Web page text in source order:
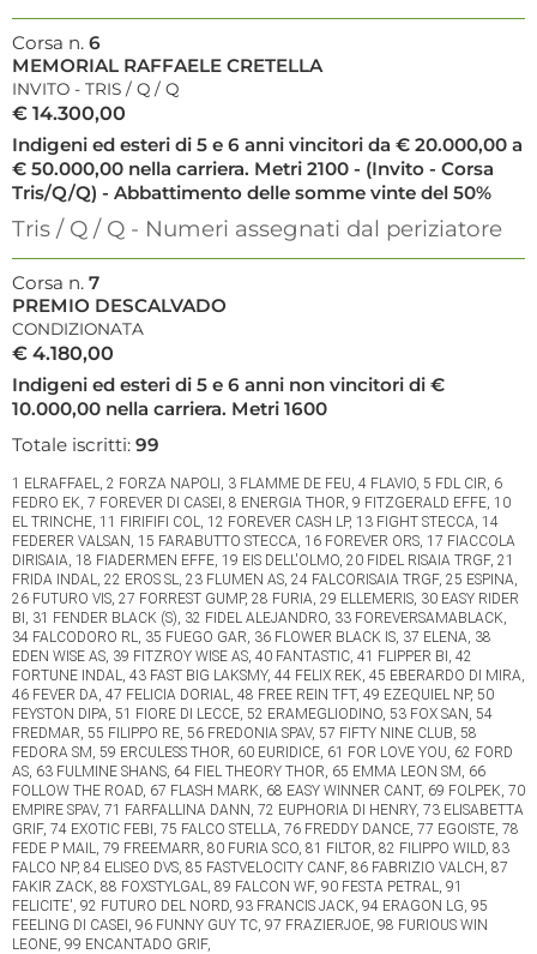
Corsa n. 6
MEMORIAL RAFFAELE CRETELLA
INVITO - TRIS / Q / Q
€ 14.300,00
Indigeni ed esteri di 5 e 6 anni vincitori da € 20.000,00 a
€ 50.000,00 nella carriera. Metri 2100 - (Invito - Corsa
Tris/Q/Q) - Abbattimento delle somme vinte del 50%
Tris / Q / Q - Numeri assegnati dal periziatore
Corsa n. 7
PREMIO DESCALVADO
CONDIZIONATA
€ 4.180,00
Indigeni ed esteri di 5 e 6 anni non vincitori di €
10.000,00 nella carriera. Metri 1600
Totale iscritti: 99
1 ELRAFFAEL, 2 FORZA NAPOLI, 3 FLAMME DE FEU, 4 FLAVIO, 5 FDL CIR, 6
FEDRO EK, 7 FOREVER DI CASEI, 8 ENERGIA THOR, 9 FITZGERALD EFFE, 10
EL TRINCHE, 11 FIRIFIFI COL, 12 FOREVER CASH LP, 13 FIGHT STECCA, 14
FEDERER VALSAN, 15 FARABUTTO STECCA, 16 FOREVER ORS, 17 FIACCOLA
DIRISAIA, 18 FIADERMEN EFFE, 19 EIS DELL'OLMO, 20 FIDEL RISAIA TRGF, 21
FRIDA INDAL, 22 EROS SL, 23 FLUMEN AS, 24 FALCORISAIA TRGF, 25 ESPINA,
26 FUTURO VIS, 27 FORREST GUMP, 28 FURIA, 29 ELLEMERIS, 30 EASY RIDER
BI, 31 FENDER BLACK (S), 32 FIDEL ALEJANDRO, 33 FOREVERSAMABLACK,
34 FALCODORO RL, 35 FUEGO GAR, 36 FLOWER BLACK IS, 37 ELENA, 38
EDEN WISE AS, 39 FITZROY WISE AS, 40 FANTASTIC, 41 FLIPPER BI, 42
FORTUNE INDAL, 43 FAST BIG LAKSMY, 44 FELIX REK, 45 EBERARDO DI MIRA,
46 FEVER DA, 47 FELICIA DORIAL, 48 FREE REIN TFT, 49 EZEQUIEL NP, 50
FEYSTON DIPA, 51 FIORE DI LECCE, 52 ERAMEGLIODINO, 53 FOX SAN, 54
FREDMAR, 55 FILIPPO RE, 56 FREDONIA SPAV, 57 FIFTY NINE CLUB, 58
FEDORA SM, 59 ERCULESS THOR, 60 EURIDICE, 61 FOR LOVE YOU, 62 FORD
AS, 63 FULMINE SHANS, 64 FIEL THEORY THOR, 65 EMMA LEON SM, 66
FOLLOW THE ROAD, 67 FLASH MARK, 68 EASY WINNER CANT, 69 FOLPEK, 70
EMPIRE SPAV, 71 FARFALLINA DANN, 72 EUPHORIA DI HENRY, 73 ELISABETTA
GRIF, 74 EXOTIC FEBI, 75 FALCO STELLA, 76 FREDDY DANCE, 77 EGOISTE, 78
FEDE P MAIL, 79 FREEMARR, 80 FURIA SCO, 81 FILTOR, 82 FILIPPO WILD, 83
FALCO NP, 84 ELISEO DVS, 85 FASTVELOCITY CANF, 86 FABRIZIO VALCH, 87
FAKIR ZACK, 88 FOXSTYLGAL, 89 FALCON WF, 90 FESTA PETRAL, 91
FELICITE', 92 FUTURO DEL NORD, 93 FRANCIS JACK, 94 ERAGON LG, 95
FEELING DI CASEI, 96 FUNNY GUY TC, 97 FRAZIERJOE, 98 FURIOUS WIN
LEONE, 99 ENCANTADO GRIF,